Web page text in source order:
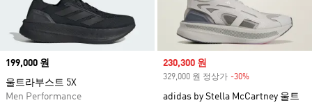
Price
199,000 원
울트라부스트 5X
Men Performance
Sale price
230,300 원
329,000 원 정상가 -30%
adidas by Stella McCartney 울트